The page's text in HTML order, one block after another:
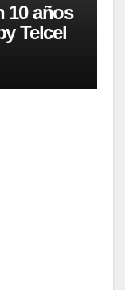
10 años
Telcel